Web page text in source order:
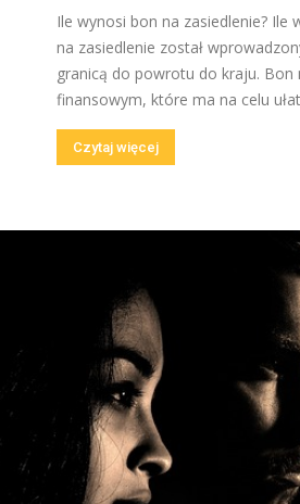
Ile wynosi bon na zasiedlenie? Ile
na zasiedlenie został
granicą do powrotu do kraju.
finansowym, które ma na celu
Czytaj więcej